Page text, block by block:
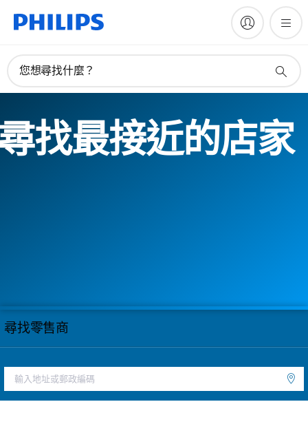
您想尋找什麼？
找最接近的店家
尋找零售商